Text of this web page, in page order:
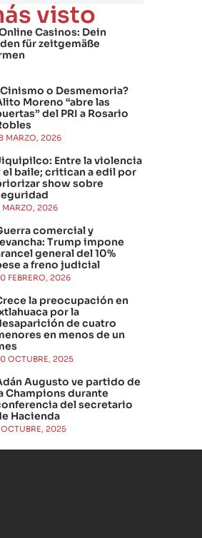
visto
Casinos: Dein
für zeitgemäße
o Desmemoria?
Moreno “abre las
del PRI a Rosario
MARZO, 2026
Entre la violencia
el baile; critican a edil por
show sobre
MARZO, 2026
comercial y
Trump impone
general del 10%
a freno judicial
FEBRERO, 2026
la preocupación en
por la
de cuatro
en menos de un
OCTUBRE, 2025
Augusto ve partido de
Champions durante
del secretario
Hacienda
OCTUBRE, 2025